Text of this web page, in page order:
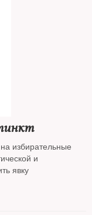
избирательные
и
явку